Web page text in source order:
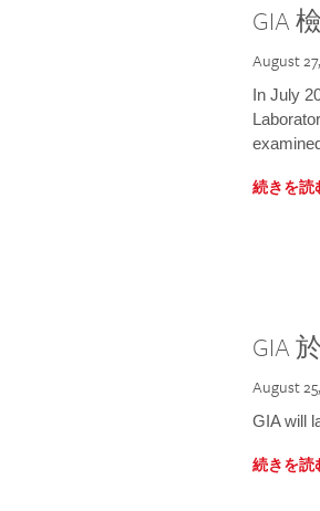
GIA
August
In July
続きを読
GIA
August
GIA will
続きを読